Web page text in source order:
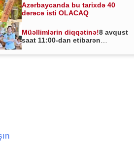
Azərbaycanda bu tarixdə 40
dərəcə isti OLACAQ
Müəllimlərin diqqətinə!8 avqust
saat 11:00-dan etibarən